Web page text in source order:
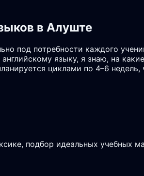
в Алуште
под потребности каждого
языку, я знаю, на
циклами по 4–6 недель,
подбор идеальных учебных